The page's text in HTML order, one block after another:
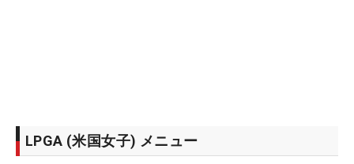
LPGA (米国女子) メニュー